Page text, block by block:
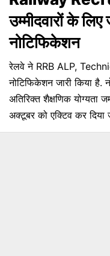
उम्मीदवारों के
नोटिफिकेशन
रेलवे ने RRB ALP,
नोटिफिकेशन जारी किया है.
अतिरिक्त शैक्षणिक
अक्टूबर को एक्टिव कर दिया